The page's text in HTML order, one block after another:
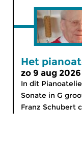
Het
zo 9 aug
In dit
Sonate in G
Franz Schubert